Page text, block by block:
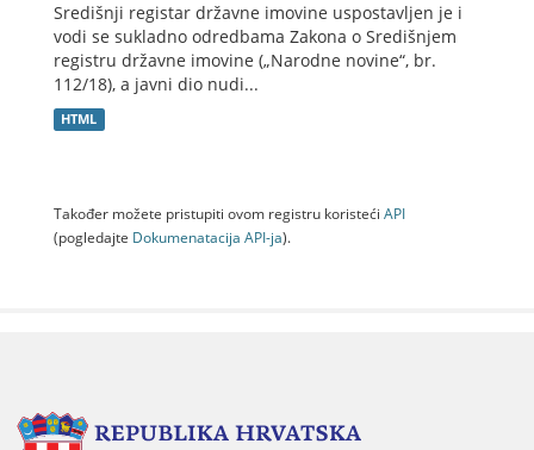
Središnji registar državne imovine uspostavljen je i
vodi se sukladno odredbama Zakona o Središnjem
registru državne imovine („Narodne novine“, br.
112/18), a javni dio nudi...
HTML
Također možete pristupiti ovom registru koristeći API
(pogledajte Dokumenаtаcijа API-jа).